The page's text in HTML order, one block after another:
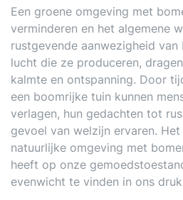
Een groene omgeving met
verminderen en het algemene
rustgevende aanwezigheid
lucht die ze produceren,
kalmte en ontspanning. Door
een boomrijke tuin kunnen
verlagen, hun gedachten tot
gevoel van welzijn ervaren.
natuurlijke omgeving met
heeft op onze
evenwicht te vinden in ons